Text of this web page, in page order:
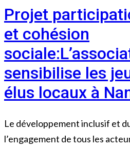
Projet
et cohésion
sensibilise les
élus locaux à
Le développement inclusif et
l’engagement de tous les